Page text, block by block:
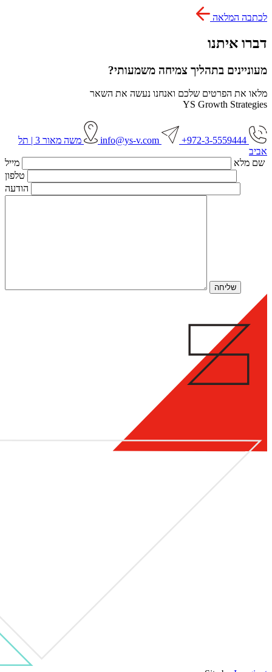
לכתבה המלאה
דברו איתנו
מעוניינים בתהליך צמיחה משמעותי?
מלאו את הפרטים שלכם ואנחנו נעשה את השאר
YS Growth Strategies
info@ys-v.com
משה מאור 3 | תל
אביב
שם מלא
מייל
טלפון
הודעה